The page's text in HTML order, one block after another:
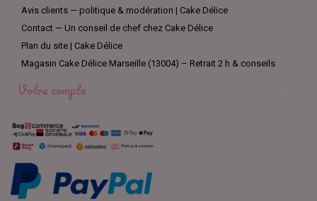
Avis clients — politique & modération | Cake Délice
Contact — Un conseil de chef chez Cake Délice
Plan du site | Cake Délice
Magasin Cake Délice Marseille (13004) – Retrait 2 h & conseils
Votre compte